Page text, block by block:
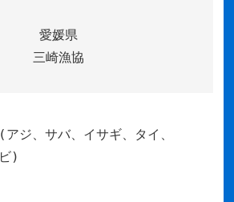
愛媛県
三崎漁協
ジ、サバ、イサギ、タイ、
)